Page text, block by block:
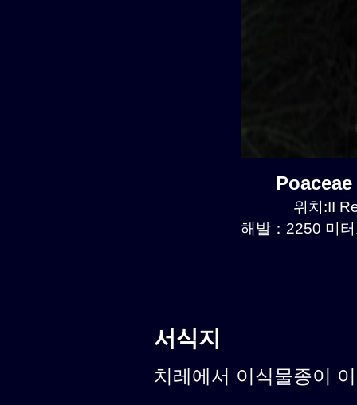
위치:II
해발：2250 미
서식지
치레에서 이식물종이